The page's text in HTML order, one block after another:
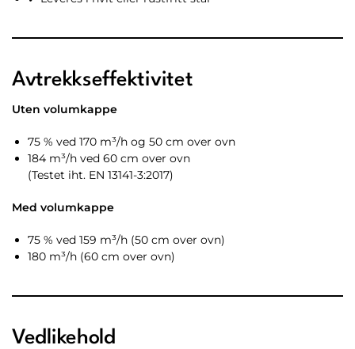
Avtrekkseffektivitet
Uten volumkappe
75 % ved 170 m³/h og 50 cm over ovn
184 m³/h ved 60 cm over ovn
(Testet iht. EN 13141-3:2017)
Med volumkappe
75 % ved 159 m³/h (50 cm over ovn)
180 m³/h (60 cm over ovn)
Vedlikehold